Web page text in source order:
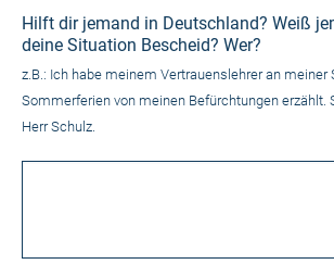
Hilft dir jemand in Deutschland? Weiß
deine Situation Bescheid? Wer?
z.B.: Ich habe meinem Vertrauenslehrer an meiner
Sommerferien von meinen Befürchtungen erzählt.
Herr Schulz.